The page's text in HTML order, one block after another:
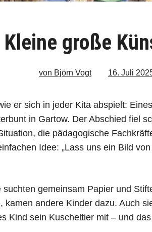
Kleine große
von Björn Vogt 16. Juli
er sich in jeder Kita abspielt:
in Gartow. Der Abschied fiel
die pädagogische
Idee: „Lass uns ein Bild
gemeinsam Papier und
kamen andere Kinder dazu. Auch
Kind sein Kuscheltier mit – und